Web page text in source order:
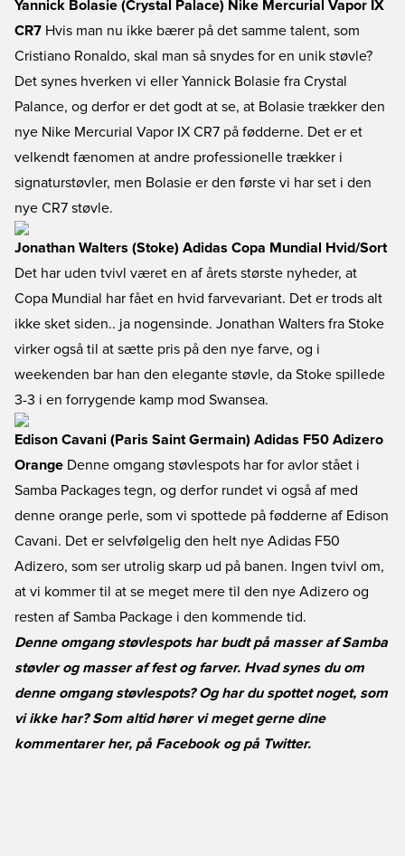
Yannick Bolasie (Crystal Palace) Nike Mercurial Vapor IX
CR7 Hvis man nu ikke bærer på det samme talent, som
Cristiano Ronaldo, skal man så snydes for en unik støvle?
Det synes hverken vi eller Yannick Bolasie fra Crystal
Palance, og derfor er det godt at se, at Bolasie trækker den
nye Nike Mercurial Vapor IX CR7 på fødderne. Det er et
velkendt fænomen at andre professionelle trækker i
signaturstøvler, men Bolasie er den første vi har set i den
nye CR7 støvle.
Jonathan Walters (Stoke) Adidas Copa Mundial Hvid/Sort
Det har uden tvivl været en af årets største nyheder, at
Copa Mundial har fået en hvid farvevariant. Det er trods alt
ikke sket siden.. ja nogensinde. Jonathan Walters fra Stoke
virker også til at sætte pris på den nye farve, og i
weekenden bar han den elegante støvle, da Stoke spillede
3-3 i en forrygende kamp mod Swansea.
Edison Cavani (Paris Saint Germain) Adidas F50 Adizero
Orange Denne omgang støvlespots har for avlor stået i
Samba Packages tegn, og derfor rundet vi også af med
denne orange perle, som vi spottede på fødderne af Edison
Cavani. Det er selvfølgelig den helt nye Adidas F50
Adizero, som ser utrolig skarp ud på banen. Ingen tvivl om,
at vi kommer til at se meget mere til den nye Adizero og
resten af Samba Package i den kommende tid.
Denne omgang støvlespots har budt på masser af Samba
støvler og masser af fest og farver. Hvad synes du om
denne omgang støvlespots? Og har du spottet noget, som
vi ikke har? Som altid hører vi meget gerne dine
kommentarer her, på Facebookog på Twitter.